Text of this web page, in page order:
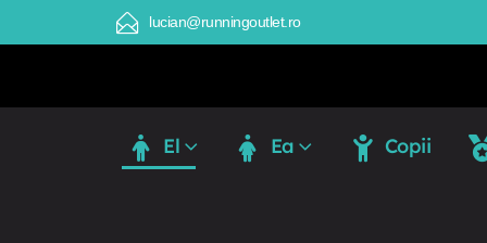
lucian@runningoutlet.ro
El Ea Copii